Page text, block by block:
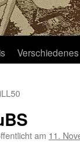
Verschiedenes
am 11.